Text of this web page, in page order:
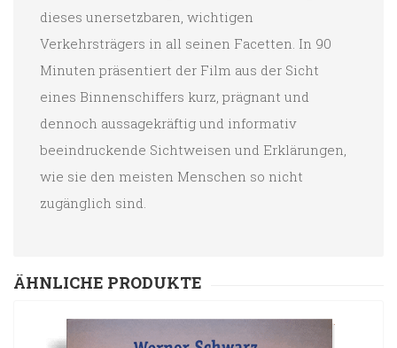
dieses unersetzbaren, wichtigen
Verkehrsträgers in all seinen Facetten. In 90
Minuten präsentiert der Film aus der Sicht
eines Binnenschiffers kurz, prägnant und
dennoch aussagekräftig und informativ
beeindruckende Sichtweisen und Erklärungen,
wie sie den meisten Menschen so nicht
zugänglich sind.
ÄHNLICHE PRODUKTE